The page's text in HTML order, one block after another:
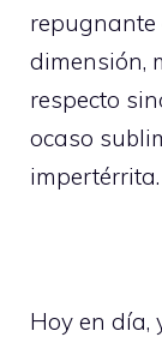
dimensión,
respecto
ocaso
impertérrita.
Hoy en día,